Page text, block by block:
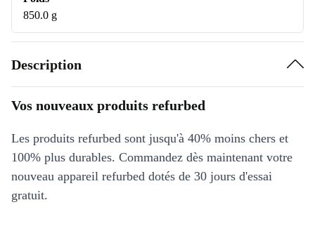
850.0 g
Description
Vos nouveaux produits refurbed
Les produits refurbed sont jusqu'à 40% moins chers et
100% plus durables. Commandez dès maintenant votre
nouveau appareil refurbed dotés de 30 jours d'essai
gratuit.